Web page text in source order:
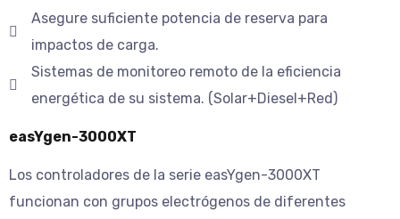
Asegure suficiente potencia de reserva para
impactos de carga.
Sistemas de monitoreo remoto de la eficiencia
energética de su sistema. (Solar+Diesel+Red)
easYgen-3000XT
Los controladores de la serie easYgen-3000XT
funcionan con grupos electrógenos de diferentes